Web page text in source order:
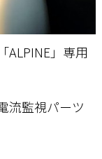
ALPINE」専用
流監視パーツ